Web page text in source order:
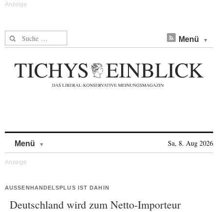
Suche nach: Menü
Menü Sa, 8. Aug 2026
AUSSENHANDELSPLUS IST DAHIN
Deutschland wird zum Netto-Importeur